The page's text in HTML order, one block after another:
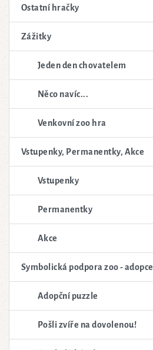
Ostatní hračky
Zážitky
Jeden den chovatelem
Něco navíc...
Venkovní zoo hra
Vstupenky, Permanentky, Akce
Vstupenky
Permanentky
Akce
Symbolická podpora zoo - adopce
Adopční puzzle
Pošli zvíře na dovolenou!